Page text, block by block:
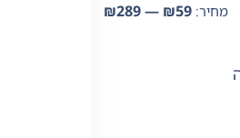
₪59
—
₪289